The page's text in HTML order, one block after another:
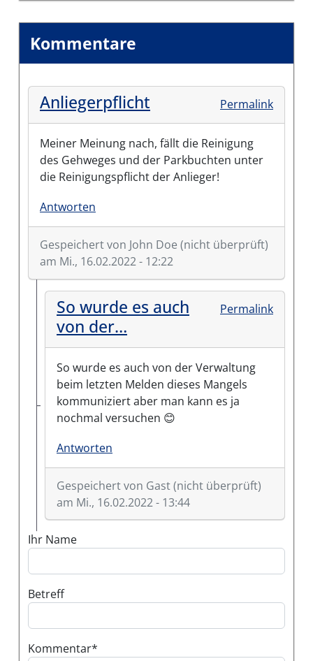
Kommentare
Anliegerpflicht Permalink
Meiner Meinung nach, fällt die Reinigung
des Gehweges und der Parkbuchten unter
die Reinigungspflicht der Anlieger!
Antworten
Gespeichert von John Doe (nicht überprüft)
am Mi., 16.02.2022 - 12:22
So wurde es auch
von der…
Permalink
So wurde es auch von der Verwaltung
beim letzten Melden dieses Mangels
kommuniziert aber man kann es ja
nochmal versuchen 😊
Antworten
Gespeichert von Gast (nicht überprüft)
am Mi., 16.02.2022 - 13:44
Antwort aufAnliegerpflichtvonJohn Doe (nicht
Ihr Name
Betreff
Kommentar